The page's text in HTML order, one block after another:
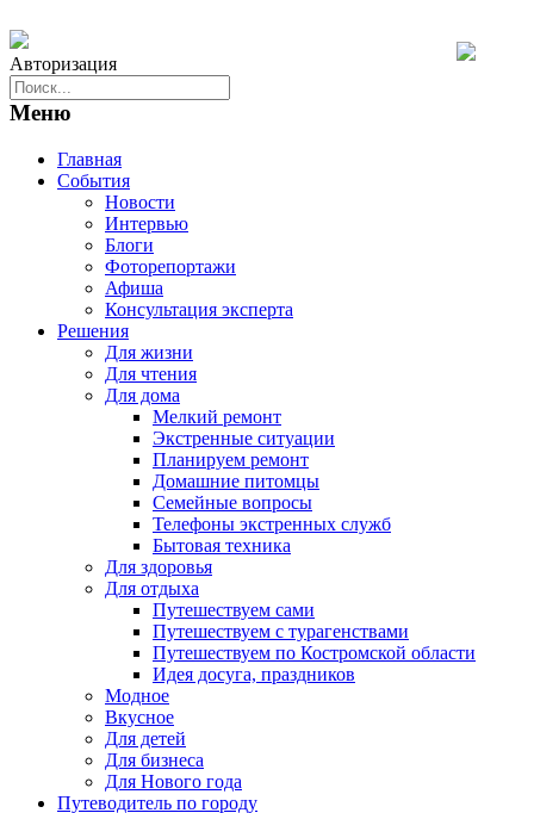
Авторизация
Меню
Главная
События
Новости
Интервью
Блоги
Фоторепортажи
Афиша
Консультация эксперта
Решения
Для жизни
Для чтения
Для дома
Мелкий ремонт
Экстренные ситуации
Планируем ремонт
Домашние питомцы
Семейные вопросы
Телефоны экстренных служб
Бытовая техника
Для здоровья
Для отдыха
Путешествуем сами
Путешествуем с турагенствами
Путешествуем по Костромской области
Идея досуга, праздников
Модное
Вкусное
Для детей
Для бизнеса
Для Нового года
Путеводитель по городу